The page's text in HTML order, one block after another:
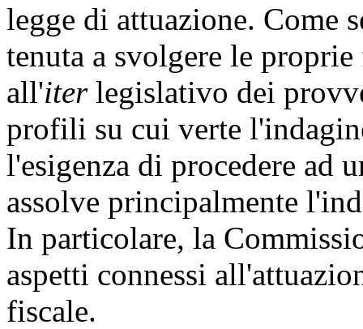
legge di attuazione. Come
tenuta a svolgere le
all'iterlegislativo dei
profili su cui verte
l'esigenza di procedere ad
assolve principalmente
In particolare, la
aspetti connessi
fiscale.